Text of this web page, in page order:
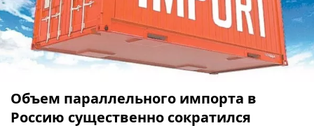
Объем параллельного импорта в
Россию существенно сократился